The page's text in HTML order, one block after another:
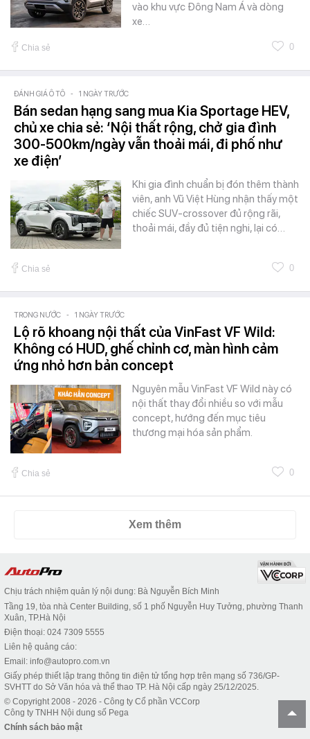
vào khu vực Đông Nam Á và dòng
xe…
Chia sẻ 0
ĐÁNH GIÁ Ô TÔ - 1 NGÀY TRƯỚC
Bán sedan hạng sang mua Kia Sportage HEV,
chủ xe chia sẻ: ‘Nội thất rộng, chở gia đình
300-500km/ngày vẫn thoải mái, đi phố như
xe điện’
Khi gia đình chuẩn bị đón thêm thành
viên, anh Vũ Việt Hùng nhận thấy một
chiếc SUV-crossover đủ rộng rãi,
thoải mái, đầy đủ tiện nghi, lại có…
Chia sẻ 0
TRONG NƯỚC - 1 NGÀY TRƯỚC
Lộ rõ khoang nội thất của VinFast VF Wild:
Không có HUD, ghế chỉnh cơ, màn hình cảm
ứng nhỏ hơn bản concept
Nguyên mẫu VinFast VF Wild này có
nội thất thay đổi nhiều so với mẫu
concept, hướng đến mục tiêu
thương mại hóa sản phẩm.
Chia sẻ 0
Xem thêm
Chịu trách nhiệm quản lý nội dung: Bà Nguyễn Bích Minh
Tầng 19, tòa nhà Center Building, số 1 phố Nguyễn Huy Tưởng, phường Thanh
Xuân, TP.Hà Nội
Điện thoại: 024 7309 5555
Liên hệ quảng cáo:
Email: info@autopro.com.vn
Giấy phép thiết lập trang thông tin điện tử tổng hợp trên mạng số 736/GP-
SVHTT do Sở Văn hóa và thể thao TP. Hà Nội cấp ngày 25/12/2025.
© Copyright 2008 - 2026 - Công ty Cổ phần VCCorp
Công ty TNHH Nội dung số Pega
Chính sách bảo mật